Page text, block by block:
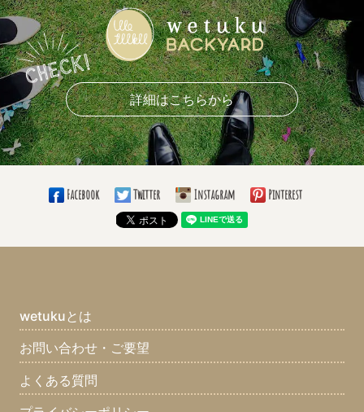
おもしろかった余興は？(5) おすすめ引き出物(7)
おすすめ引き菓子(10) おすすめプチギフト(5) おすすめ花材(7)
好きなブーケの形(13) 好きなドレスライン(10)
着たいカラードレスの色(5) 好きなドレスブランド(4)
好きなナプキンの折り方(5) 愛用しているボールペン(8)
使っている手帳の柄は？(9) 必勝グッズ(4)
通勤時間(5) 大きい目標(10) 小さい目標(8)
いつまでこの仕事する？(14)
口癖は？(8) 座右の銘は？(12) 集めてるものは？(7)
好きな食べ物は？(12) 嫌いな食べ物は？(12)
好きなスポーツは？(11)
詳細はこちらから
Facebook Twitter Instagram Pinterest
wetukuとは
お問い合わせ・ご要望
よくある質問